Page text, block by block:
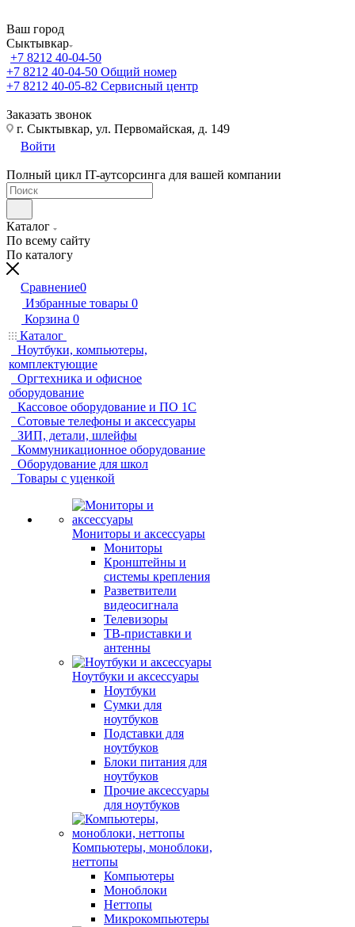
Ваш город
Сыктывкар
+7 8212 40-04-50
+7 8212 40-04-50 Общий номер
+7 8212 40-05-82 Сервисный центр
Заказать звонок
г. Сыктывкар, ул. Первомайская, д. 149
Войти
Полный цикл IT-аутсорсинга для вашей компании
Каталог
По всему сайту
По каталогу
Сравнение0
Избранные товары 0
Корзина 0
Каталог
Ноутбуки, компьютеры,
комплектующие
Оргтехника и офисное
оборудование
Кассовое оборудование и ПО 1С
Сотовые телефоны и аксессуары
ЗИП, детали, шлейфы
Коммуникационное оборудование
Оборудование для школ
Товары с уценкой
Мониторы и аксессуары
Мониторы
Кронштейны и
системы крепления
Разветвители
видеосигнала
Телевизоры
ТВ-приставки и
антенны
Ноутбуки и аксессуары
Ноутбуки
Сумки для
ноутбуков
Подставки для
ноутбуков
Блоки питания для
ноутбуков
Прочие аксессуары
для ноутбуков
Компьютеры, моноблоки,
неттопы
Компьютеры
Моноблоки
Неттопы
Микрокомпьютеры